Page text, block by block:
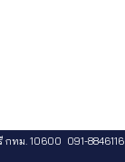
กทม. 10600 091-8846116